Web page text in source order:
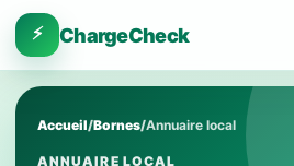
⚡ ChargeCheck
Accueil/Bornes/Annuaire local
ANNUAIRE LOCAL